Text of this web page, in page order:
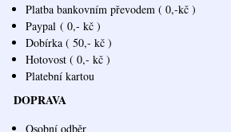
Platba bankovním převodem ( 0,-kč )
Paypal ( 0,- kč )
Dobírka ( 50,- kč )
Hotovost ( 0,- kč )
Platební kartou
DOPRAVA
Osobní odběr